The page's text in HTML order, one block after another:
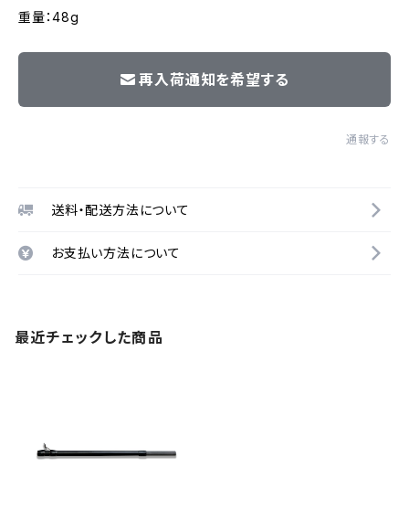
重量：48g
再入荷通知を希望する
通報する
送料・配送方法について
お支払い方法について
最近チェックした商品